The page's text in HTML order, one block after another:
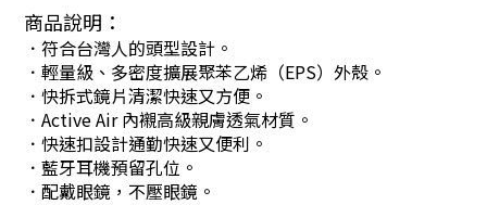
商品說明：
．符合台灣人的頭型設計。
．輕量級、多密度擴展聚苯乙烯（EPS）外殼。
．快拆式鏡片清潔快速又方便。
．Active Air 內襯高級親膚透氣材質。
．快速扣設計通勤快速又便利。
．藍牙耳機預留孔位。
．配戴眼鏡，不壓眼鏡。